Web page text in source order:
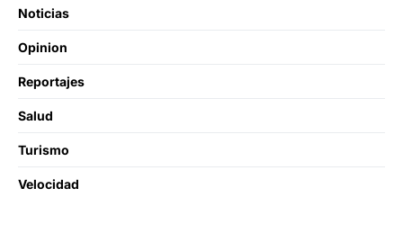
Noticias
Opinion
Reportajes
Salud
Turismo
Velocidad